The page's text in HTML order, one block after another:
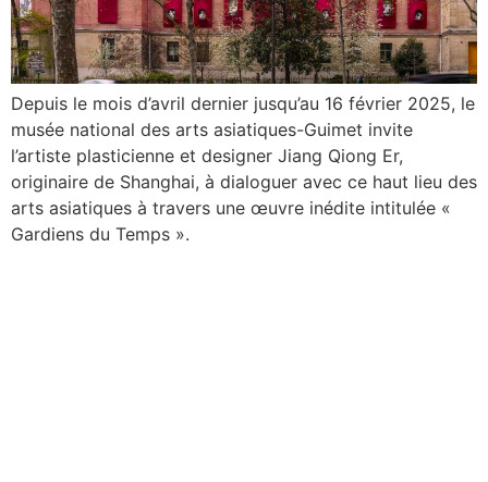
Depuis le mois d’avril dernier jusqu’au 16 février 2025, le
musée national des arts asiatiques-Guimet invite
l’artiste plasticienne et designer Jiang Qiong Er,
originaire de Shanghai, à dialoguer avec ce haut lieu des
arts asiatiques à travers une œuvre inédite intitulée «
Gardiens du Temps ».